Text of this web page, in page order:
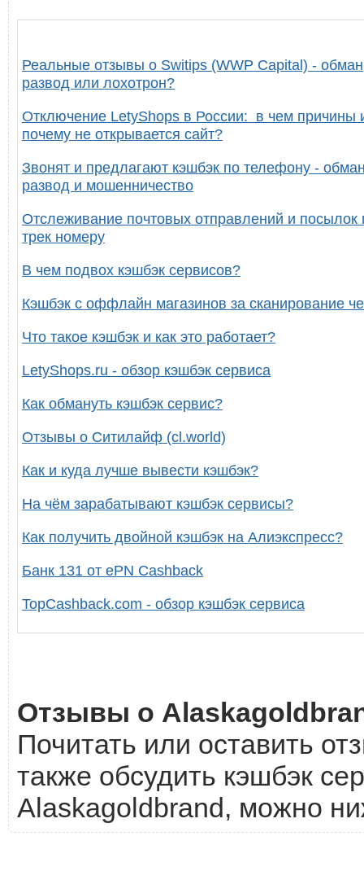
Реальные отзывы о Switips (WWP Capital) -
развод или лохотрон?
Отключение LetyShops в России: в чем причины
почему не открывается сайт?
Звонят и предлагают кэшбэк по телефону -
развод и мошенничество
Отслеживание почтовых отправлений и посылок
трек номеру
В чем подвох кэшбэк сервисов?
Кэшбэк с оффлайн магазинов за сканирование
Что такое кэшбэк и как это работает?
LetyShops.ru - обзор кэшбэк сервиса
Как обмануть кэшбэк сервис?
Отзывы о Ситилайф (cl.world)
Как и куда лучше вывести кэшбэк?
На чём зарабатывают кэшбэк сервисы?
Как получить двойной кэшбэк на Алиэкспресс?
Банк 131 от ePN Cashback
TopCashback.com - обзор кэшбэк сервиса
Отзывы о
Почитать или оставить
также обсудить кэшбэк
Alaskagoldbrand, можно